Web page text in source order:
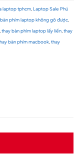
laptop tphcm,Laptop Sale Phú
phím laptop không gõ được,
,thay bàn phím laptop lấy liền,thay
bàn phím macbook,thay